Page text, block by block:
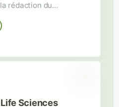
rédaction du
Sciences